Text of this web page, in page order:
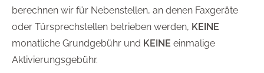
berechnen wir für Nebenstellen, an denen Faxgeräte
oder Türsprechstellen betrieben werden, KEINE
monatliche Grundgebühr und KEINE einmalige
Aktivierungsgebühr.